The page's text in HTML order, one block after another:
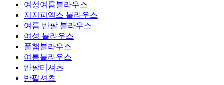
여성여름블라우스
지지피엑스 블라우스
여름 반팔 블라우스
여성 블라우스
폴햄블라우스
여름블라우스
반팔티셔츠
반팔셔츠